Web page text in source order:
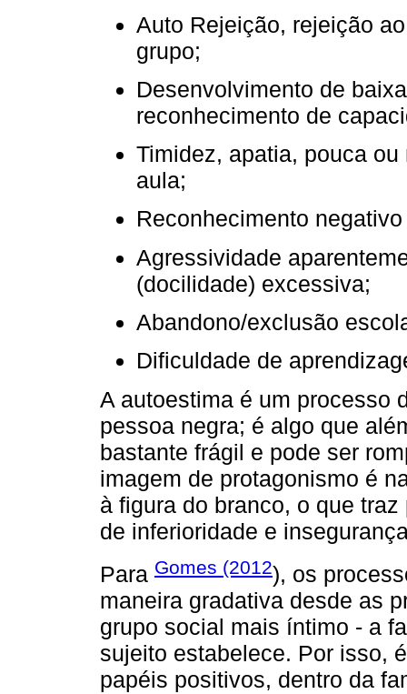
Auto Rejeição, rejeição
grupo;
Desenvolvimento de
reconhecimento de
Timidez, apatia, pouca
aula;
Reconhecimento
Agressividade
(docilidade) excessiva;
Abandono/exclusão
Dificuldade de
A autoestima é um processo
pessoa negra; é algo que
bastante frágil e pode ser
imagem de protagonismo é
à figura do branco, o que
de inferioridade e
Para Gomes (2012), os
maneira gradativa desde as
grupo social mais íntimo - a
sujeito estabelece. Por isso,
papéis positivos, dentro da